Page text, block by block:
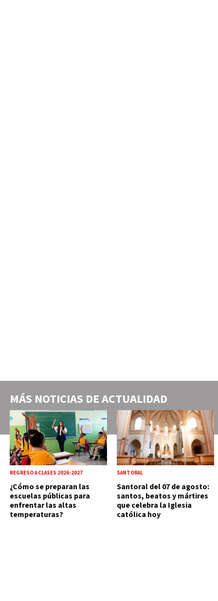
MÁS NOTICIAS DEACTUALIDAD
REGRESO A CLASES 2026-2027
¿Cómo se preparan las
escuelas públicas para
enfrentar las altas
temperaturas?
SANTORAL
Santoral del 07 de agosto:
santos, beatos y mártires
que celebra la Iglesia
católica hoy